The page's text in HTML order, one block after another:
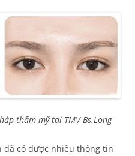
thẩm mỹ tại TMV Bs.Long
đã có được nhiều thông tin